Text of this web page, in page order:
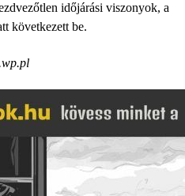
időjárási viszonyok, a
következett be.